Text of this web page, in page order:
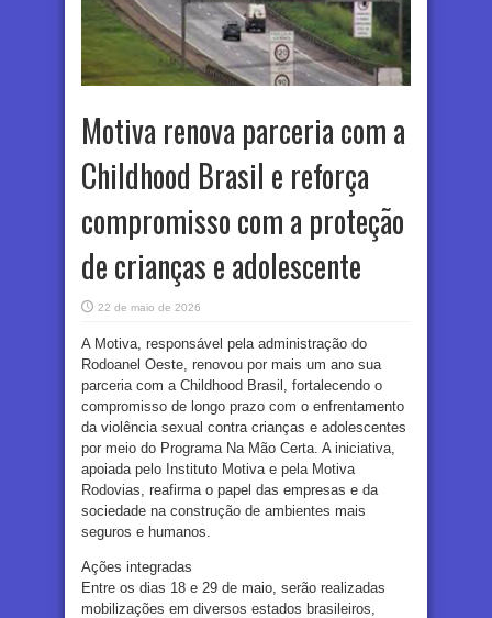
Motiva renova parceria com a
Childhood Brasil e reforça
compromisso com a proteção
de crianças e adolescente
22 de maio de 2026
A Motiva, responsável pela administração do
Rodoanel Oeste, renovou por mais um ano sua
parceria com a Childhood Brasil, fortalecendo o
compromisso de longo prazo com o enfrentamento
da violência sexual contra crianças e adolescentes
por meio do Programa Na Mão Certa. A iniciativa,
apoiada pelo Instituto Motiva e pela Motiva
Rodovias, reafirma o papel das empresas e da
sociedade na construção de ambientes mais
seguros e humanos.
Ações integradas
Entre os dias 18 e 29 de maio, serão realizadas
mobilizações em diversos estados brasileiros,